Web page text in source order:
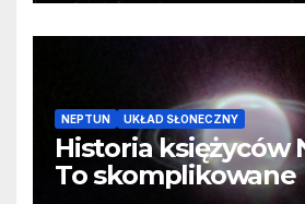
NEPTUN UKŁAD SŁONECZNY
Historia księżyców
To skomplikowane